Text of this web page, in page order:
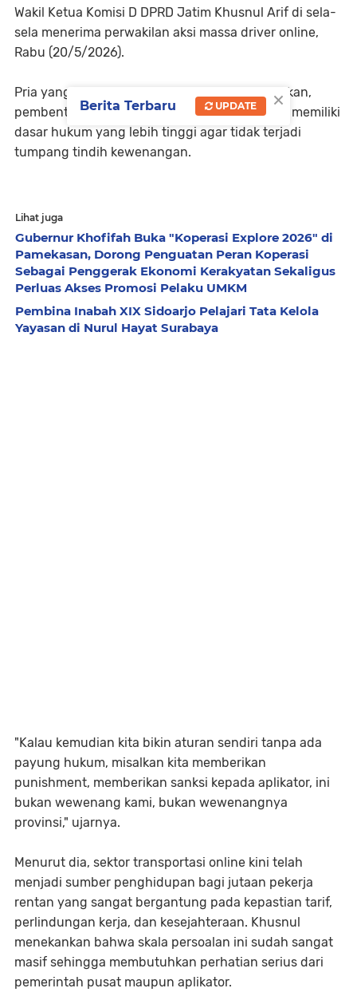
Wakil Ketua Komisi D DPRD Jatim Khusnul Arif di sela-
sela menerima perwakilan aksi massa driver online,
Rabu (20/5/2026).
Pria yang akrab disapa Mas Pipin itu menjelaskan,
pembentukan peraturan daerah (perda) harus memiliki
dasar hukum yang lebih tinggi agar tidak terjadi
tumpang tindih kewenangan.
Lihat juga
Gubernur Khofifah Buka "Koperasi Explore 2026" di
Pamekasan, Dorong Penguatan Peran Koperasi
Sebagai Penggerak Ekonomi Kerakyatan Sekaligus
Perluas Akses Promosi Pelaku UMKM
Pembina Inabah XIX Sidoarjo Pelajari Tata Kelola
Yayasan di Nurul Hayat Surabaya
"Kalau kemudian kita bikin aturan sendiri tanpa ada
payung hukum, misalkan kita memberikan
punishment, memberikan sanksi kepada aplikator, ini
bukan wewenang kami, bukan wewenangnya
provinsi," ujarnya.
Menurut dia, sektor transportasi online kini telah
menjadi sumber penghidupan bagi jutaan pekerja
rentan yang sangat bergantung pada kepastian tarif,
perlindungan kerja, dan kesejahteraan. Khusnul
menekankan bahwa skala persoalan ini sudah sangat
masif sehingga membutuhkan perhatian serius dari
pemerintah pusat maupun aplikator.
×
Berita Terbaru UPDATE